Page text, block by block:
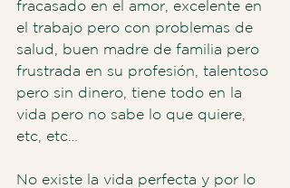
fracasado en el amor, excelente en
el trabajo pero con problemas de
salud, buen madre de familia pero
frustrada en su profesión, talentoso
pero sin dinero, tiene todo en la
vida pero no sabe lo que quiere,
etc, etc…
No existe la vida perfecta y por lo